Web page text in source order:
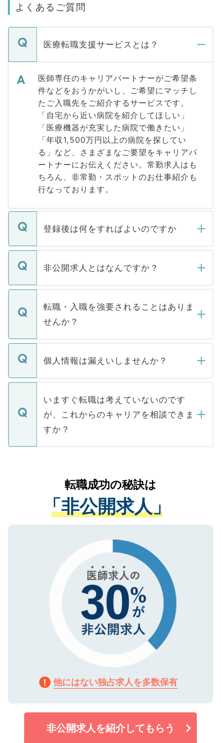
よくあるご質問
医療転職支援サービスとは？
医師専任のキャリアパートナーがご希望条
件などをおうかがいし、ご希望にマッチし
たご入職先をご紹介するサービスです。
「自宅から近い病院を紹介してほしい」
「医療機器が充実した病院で働きたい」
「年収1,500万円以上の病院を探してい
る」など、さまざまなご要望をキャリアパ
ートナーにお伝えください。常勤求人はも
ちろん、非常勤・スポットのお仕事紹介も
行なっております。
登録後は何をすればよいのですか
ご登録いただきましたら、弊社担当者がご
登録内容を確認し、その後メールもしくは
ます。通常、5営業日以内にはご連絡をせて
いただきますので、しばらくお待ちくださ
い。
非公開求人とはなんですか？
マイナビDOCTORで取り扱っている求人の
うち約3割は、Webサイトからご覧いただ
けない「非公開求人」です。非公開求人は
下記の理由によって、一般には公開してい
ません。
■応募殺到を避けるため 人気のある医療機
関を公にしてしまうと、応募が殺到する場
に、医療機関が求める条件に合った人材の
みを人材紹介会社に依頼するケースが増え
ています。
転職・入職を強要されることはありま
せんか？
転職・入職を強要することは一切ありませ
ん。また、仮に応募先から内定をいただい
定を承諾する必要はありません。内定先へ
の辞退の連絡はキャリアパートナーが行い
ますので、ご安心ください。
個人情報は漏えいしませんか？
個人情報が漏えいすることはありませんの
で、ご安心ください。当サイトからの登録
などで収集したご登録者様の個人情報は、
ご本人のキャリアアップおよび転職活動の
支援を目的に使用いたします。お預かりし
ているすべての個人データはご本人の許可
は、個人情報の取り扱いについての厳密な
管理基準を満たした事業者のみに付与され
る、プライバシーマークを取得済みです。
ご登録いただいた個人情報は、SSL（デー
で、機密保持に関してもご安心ください。
いますぐ転職は考えていないのです
が、これからのキャリアを相談できま
すか？
かがいして、現在の医療機関の状況や紹介
経験をまじえながら、適切なアドバイスを
させていただきます。すぐにご転職をされ
ない方には、長期的なサポートが可能です
ので、まずはご登録ください。
転職成功の秘訣は
「非公開求人」
他にはない独占求人を多数保有
非公開求人を紹介してもらう